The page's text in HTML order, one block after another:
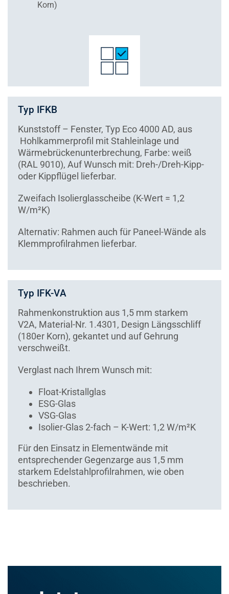
Korn)
Typ IFKB
Kunststoff – Fenster, Typ Eco 4000 AD, aus
Hohlkammerprofil mit Stahleinlage und
Wärmebrückenunterbrechung, Farbe: weiß
(RAL 9010), Auf Wunsch mit: Dreh-/Dreh-Kipp-
oder Kippflügel lieferbar.
Zweifach Isolierglasscheibe (K-Wert = 1,2
W/m²K)
Alternativ: Rahmen auch für Paneel-Wände als
Klemmprofilrahmen lieferbar.
Typ IFK-VA
Rahmenkonstruktion aus 1,5 mm starkem
V2A, Material-Nr. 1.4301, Design Längsschliff
(180er Korn), gekantet und auf Gehrung
verschweißt.
Verglast nach Ihrem Wunsch mit:
Float-Kristallglas
ESG-Glas
VSG-Glas
Isolier-Glas 2-fach – K-Wert: 1,2 W/m²K
Für den Einsatz in Elementwände mit
entsprechender Gegenzarge aus 1,5 mm
starkem Edelstahlprofilrahmen, wie oben
beschrieben.